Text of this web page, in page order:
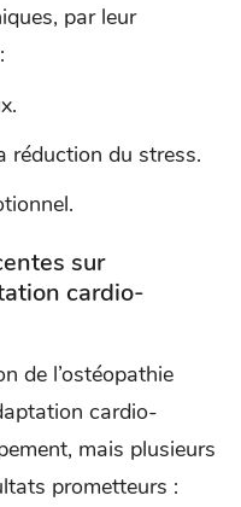
par leur
réduction du stress.
sur
cardio-
de l’ostéopathie
cardio-
mais plusieurs
prometteurs :